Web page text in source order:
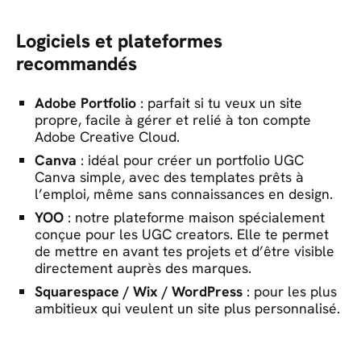
Logiciels et plateformes
recommandés
Adobe Portfolio : parfait si tu veux un site
propre, facile à gérer et relié à ton compte
Adobe Creative Cloud.
Canva : idéal pour créer un portfolio UGC
Canva simple, avec des templates prêts à
l’emploi, même sans connaissances en design.
YOO : notre plateforme maison spécialement
conçue pour les UGC creators. Elle te permet
de mettre en avant tes projets et d’être visible
directement auprès des marques.
Squarespace / Wix / WordPress : pour les plus
ambitieux qui veulent un site plus personnalisé.